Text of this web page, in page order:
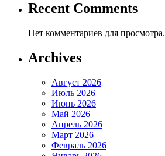
Recent Comments
Нет комментариев для просмотра.
Archives
Август 2026
Июль 2026
Июнь 2026
Май 2026
Апрель 2026
Март 2026
Февраль 2026